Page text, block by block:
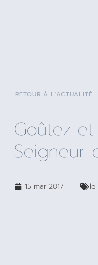
RETOUR À L'ACTUALITÉ
Goûtez
Seigneur
15 mar 2017 le